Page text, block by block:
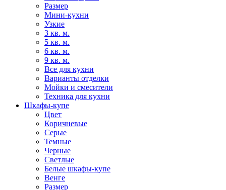
Размер
Мини-кухни
Узкие
3 кв. м.
5 кв. м.
6 кв. м.
9 кв. м.
Все для кухни
Варианты отделки
Мойки и смесители
Техника для кухни
Шкафы-купе
Цвет
Коричневые
Серые
Темные
Черные
Светлые
Белые шкафы-купе
Венге
Размер